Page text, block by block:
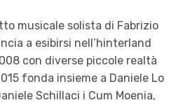
musicale solista di Fabrizio
a esibirsi nell’hinterland
con diverse piccole realtà
fonda insieme a Daniele Lo
Schillaci i Cum Moenia,